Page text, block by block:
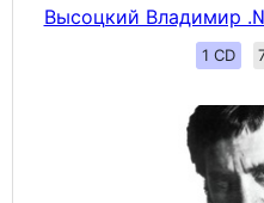
Высоцкий Владимир
1 CD